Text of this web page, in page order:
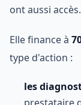
ont aussi accès.
Elle finance à
type d'action :
les
prestataire